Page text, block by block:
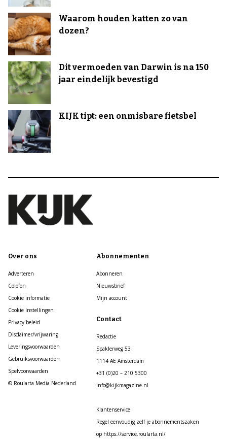
Waarom houden katten zo van
dozen?
Dit vermoeden van Darwin is na 150
jaar eindelijk bevestigd
KIJK tipt: een onmisbare fietsbel
Over ons
Adverteren
Colofon
Cookie informatie
Cookie Instellingen
Privacy beleid
Disclaimer/vrijwaring
Leveringsvoorwaarden
Gebruiksvoorwaarden
Spelvoorwaarden
© Roularta Media Nederland
Abonnementen
Abonneren
Nieuwsbrief
Mijn account
Contact
Redactie
Spaklerweg 53
1114 AE Amsterdam
+31 (0)20 – 210 5300
info@kijkmagazine.nl
Klantenservice
Regel eenvoudig zelf je abonnementszaken
op https://service.roularta.nl/